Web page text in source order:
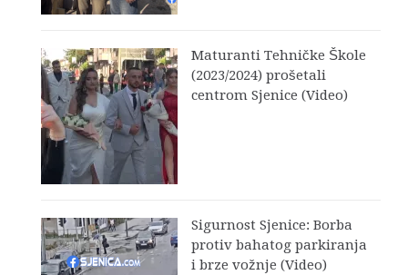
Maturanti Tehničke Škole
(2023/2024) prošetali
centrom Sjenice (Video)
Sigurnost Sjenice: Borba
protiv bahatog parkiranja
i brze vožnje (Video)